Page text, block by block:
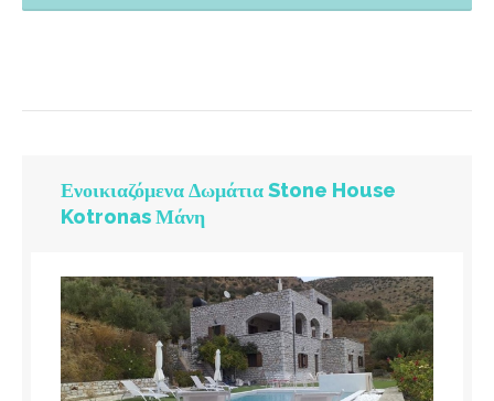
Ενοικιαζόμενα Δωμάτια Stone House
Kotronas Μάνη